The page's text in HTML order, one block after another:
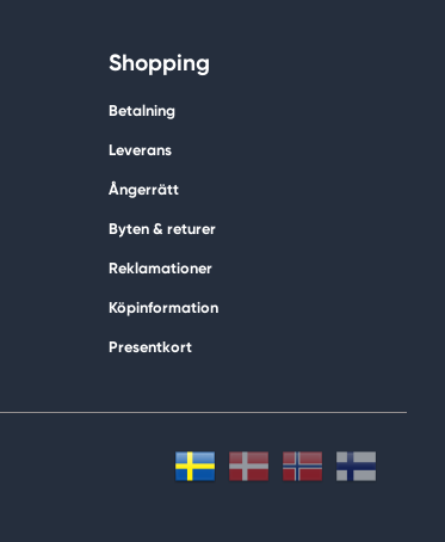
Shopping
Betalning
Leverans
Ångerrätt
Byten & returer
Reklamationer
Köpinformation
Presentkort